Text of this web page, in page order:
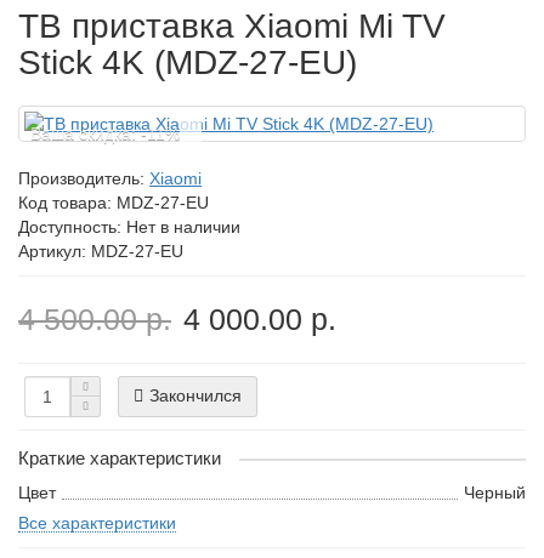
TB приставка Xiaomi Mi TV
Stick 4K (MDZ-27-EU)
Ваша скидка: -11%
Производитель: Xiaomi
Код товара: MDZ-27-EU
Доступность: Нет в наличии
Артикул: MDZ-27-EU
4 500.00 р. 4 000.00 р.
Закончился
Краткие характеристики
Цвет
Черный
Все характеристики